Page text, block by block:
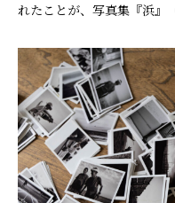
れたことが、写真集『浜』